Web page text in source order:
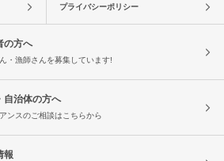
プライバシーポリシー
の方へ
・漁師さんを募集しています!
自治体の方へ
ンスのご相談はこちらから
報